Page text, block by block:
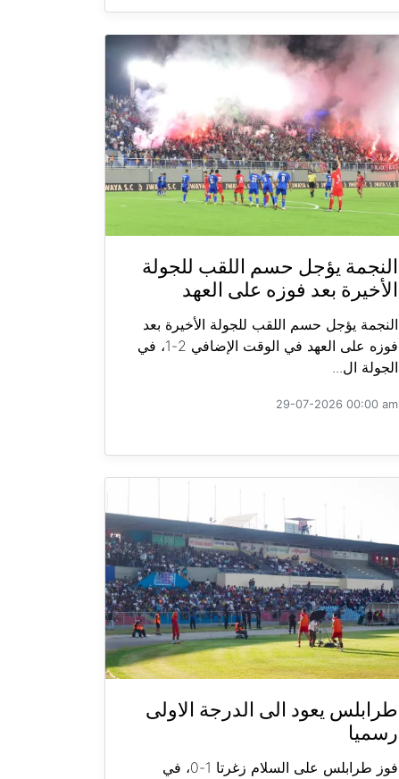
النجمة يؤجل حسم اللقب للجولة
الأخيرة بعد فوزه على العهد
النجمة يؤجل حسم اللقب للجولة الأخيرة بعد
فوزه على العهد في الوقت الإضافي 2-1، في
الجولة ال...
29-07-2026 00:00 am
طرابلس يعود الى الدرجة الاولى
رسميا
فوز طرابلس على السلام زغرتا 1-0، في